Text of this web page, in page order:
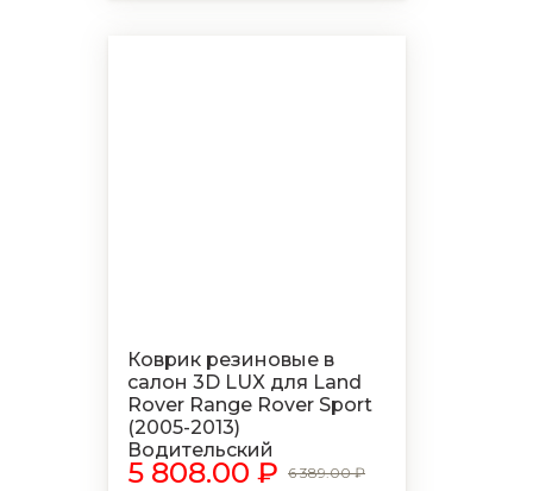
Коврик резиновые в
салон 3D LUX для Land
Rover Range Rover Sport
(2005-2013)
Водительский
5 808.00 ₽ 6 389.00 ₽